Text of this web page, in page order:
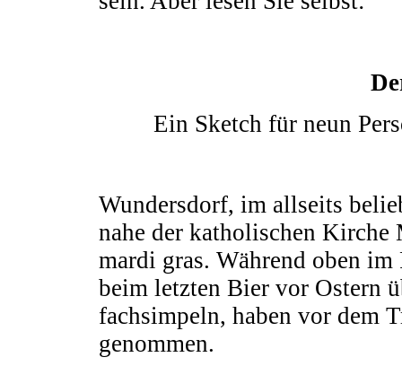
Ein Sketch für neun
Wundersdorf, im allseits
nahe der katholischen
mardi gras. Während oben
beim letzten Bier vor Ostern
fachsimpeln, haben vor dem
genommen.